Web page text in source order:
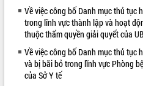
Không có file video nào để phát.
ALBUM ẢNH
Về việc công bố Danh mục thủ tục
trong lĩnh vực thành lập và hoạt
thuộc thẩm quyền giải quyết của
Về việc công bố Danh mục thủ tục
và bị bãi bỏ trong lĩnh vực Phòng
của Sở Y tế